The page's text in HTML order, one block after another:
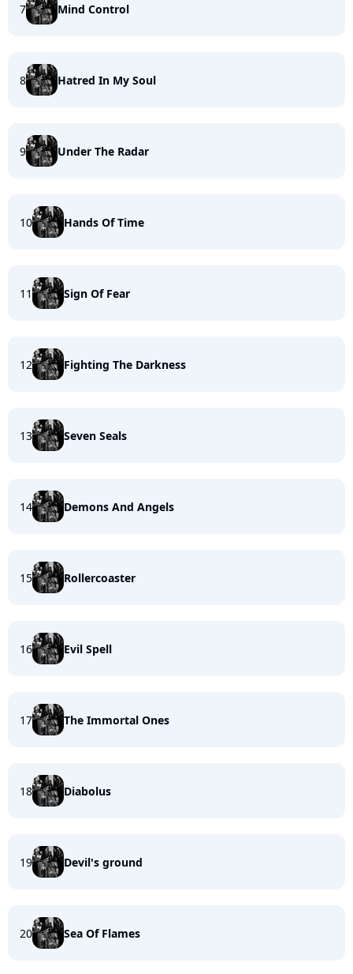
7 Mind Control
8 Hatred In My Soul
9 Under The Radar
10 Hands Of Time
11 Sign Of Fear
12 Fighting The Darkness
13 Seven Seals
14 Demons And Angels
15 Rollercoaster
16 Evil Spell
17 The Immortal Ones
18 Diabolus
19 Devil's ground
20 Sea Of Flames